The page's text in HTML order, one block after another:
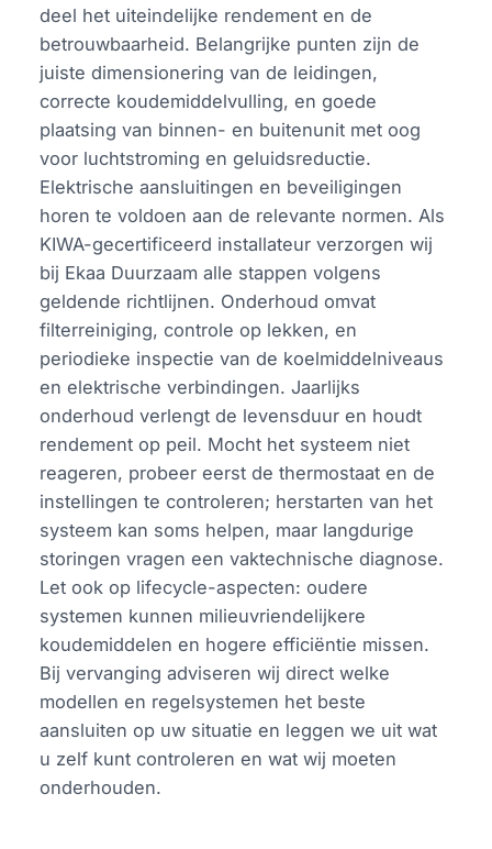
deel het uiteindelijke rendement en de
betrouwbaarheid. Belangrijke punten zijn de
juiste dimensionering van de leidingen,
correcte koudemiddelvulling, en goede
plaatsing van binnen- en buitenunit met oog
voor luchtstroming en geluidsreductie.
Elektrische aansluitingen en beveiligingen
horen te voldoen aan de relevante normen. Als
KIWA-gecertificeerd installateur verzorgen wij
bij Ekaa Duurzaam alle stappen volgens
geldende richtlijnen. Onderhoud omvat
filterreiniging, controle op lekken, en
periodieke inspectie van de koelmiddelniveaus
en elektrische verbindingen. Jaarlijks
onderhoud verlengt de levensduur en houdt
rendement op peil. Mocht het systeem niet
reageren, probeer eerst de thermostaat en de
instellingen te controleren; herstarten van het
systeem kan soms helpen, maar langdurige
storingen vragen een vaktechnische diagnose.
Let ook op lifecycle-aspecten: oudere
systemen kunnen milieuvriendelijkere
koudemiddelen en hogere efficiëntie missen.
Bij vervanging adviseren wij direct welke
modellen en regelsystemen het beste
aansluiten op uw situatie en leggen we uit wat
u zelf kunt controleren en wat wij moeten
onderhouden.